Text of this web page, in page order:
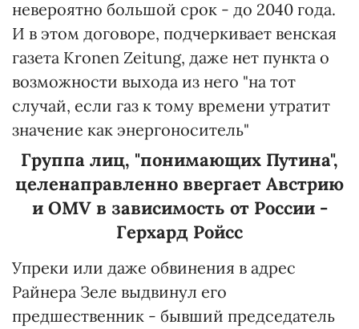
невероятно большой срок - до 2040 года.
И в этом договоре, подчеркивает венская
газета Kronen Zeitung, даже нет пункта о
возможности выхода из него "на тот
случай, если газ к тому времени утратит
значение как энергоноситель"
Группа лиц, "понимающих Путина",
целенаправленно ввергает Австрию
и OMV в зависимость от России -
Герхард Ройсс
Упреки или даже обвинения в адрес
Райнера Зеле выдвинул его
предшественник - бывший председатель